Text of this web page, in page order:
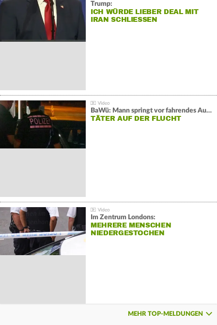
Trump:
ICH WÜRDE LIEBER DEAL MIT
IRAN SCHLIESSEN
BaWü: Mann springt vor fahrendes Auto und schießt
TÄTER AUF DER FLUCHT
Im Zentrum Londons:
MEHRERE MENSCHEN
NIEDERGESTOCHEN
MEHR TOP-MELDUNGEN